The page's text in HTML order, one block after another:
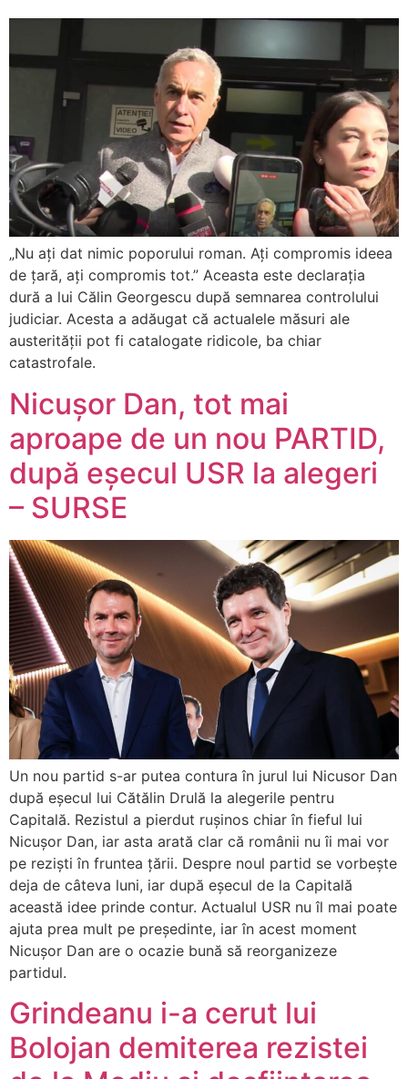
„Nu ați dat nimic poporului roman. Ați compromis ideea
de țară, ați compromis tot.” Aceasta este declarația
dură a lui Călin Georgescu după semnarea controlului
judiciar. Acesta a adăugat că actualele măsuri ale
austerității pot fi catalogate ridicole, ba chiar
catastrofale.
Nicușor Dan, tot mai
aproape de un nou PARTID,
după eșecul USR la alegeri
– SURSE
Un nou partid s-ar putea contura în jurul lui Nicusor Dan
după eșecul lui Cătălin Drulă la alegerile pentru
Capitală. Rezistul a pierdut rușinos chiar în fieful lui
Nicușor Dan, iar asta arată clar că românii nu îi mai vor
pe reziști în fruntea țării. Despre noul partid se vorbește
deja de câteva luni, iar după eșecul de la Capitală
această idee prinde contur. Actualul USR nu îl mai poate
ajuta prea mult pe președinte, iar în acest moment
Nicușor Dan are o ocazie bună să reorganizeze
partidul.
Grindeanu i-a cerut lui
Bolojan demiterea rezistei